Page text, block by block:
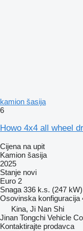
kamion šasija
6
Howo 4x4 all wheel
Cijena na upit
Kamion šasija
2025
Stanje novi
Euro 2
Snaga 336 k.s. (247 kW)
Osovinska konfiguracija
Kina, Ji Nan Shi
Jinan Tongchi Vehicle
Kontaktirajte prodavca